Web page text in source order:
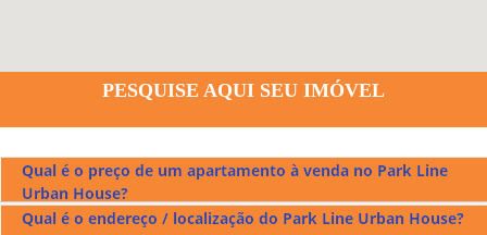
PESQUISE AQUI SEU IMÓVEL
Qual é o preço de um apartamento à venda no Park Line
Urban House?
Qual é o endereço / localização do Park Line Urban House?